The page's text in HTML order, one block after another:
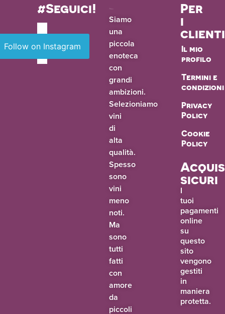
Siamo
una
piccola
enoteca
con
grandi
ambizioni.
Selezioniamo
vini
di
alta
qualità.
Spesso
sono
vini
meno
noti.
Ma
sono
tutti
fatti
con
amore
da
piccoli
Per
i
clienti
Il mio
profilo
Termini e
condizioni
Privacy
Policy
Cookie
Policy
sicuri
I
tuoi
pagamenti
online
su
questo
sito
vengono
gestiti
in
maniera
protetta.
#Seguici!
Follow on Instagram